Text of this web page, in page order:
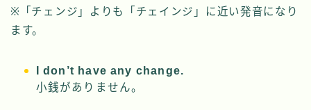
※「チェンジ」よりも「チェインジ」に近い発音になり
ます。
I don’t have any change.
小銭がありません。